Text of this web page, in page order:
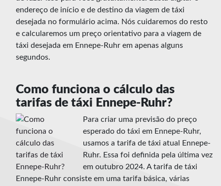
endereço de início e de destino da viagem de táxi
desejada no formulário acima. Nós cuidaremos do resto
e calcularemos um preço orientativo para a viagem de
táxi desejada em Ennepe-Ruhr em apenas alguns
segundos.
Como funciona o cálculo das
tarifas de táxi Ennepe-Ruhr?
Para criar uma previsão do preço
esperado do táxi em Ennepe-Ruhr,
usamos a tarifa de táxi atual Ennepe-
Ruhr. Essa foi definida pela última vez
em outubro 2024. A tarifa de táxi
Ennepe-Ruhr consiste em uma tarifa básica, várias